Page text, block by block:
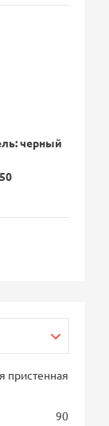
черный
пристенная
90